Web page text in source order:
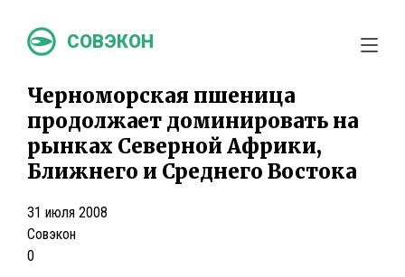
СОВЭКОН
Черноморская пшеница
продолжает доминировать на
рынках Северной Африки,
Ближнего и Среднего Востока
31 июля 2008
Совэкон
0